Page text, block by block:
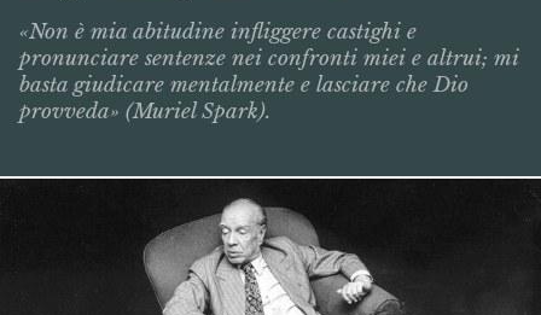
«Non è mia abitudine infliggere castighi e
pronunciare sentenze nei confronti miei e altrui; mi
basta giudicare mentalmente e lasciare che Dio
provveda» (Muriel Spark).